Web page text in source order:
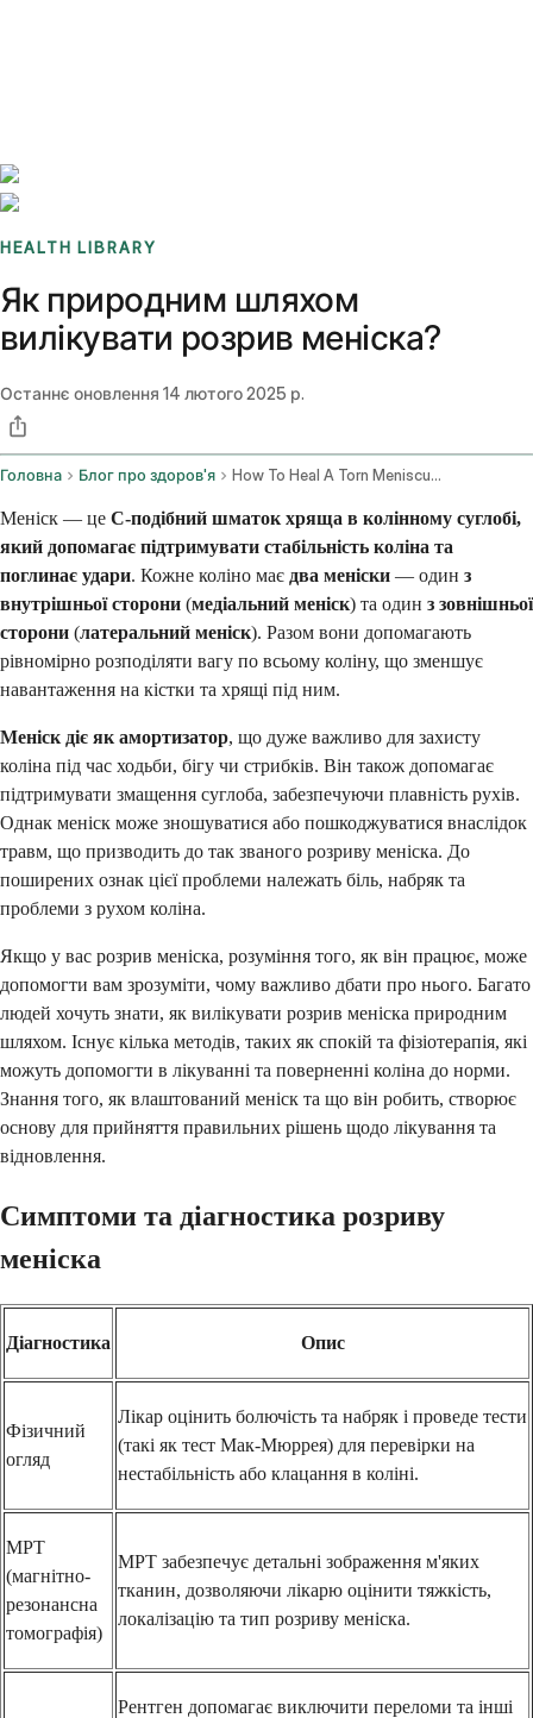
HEALTH LIBRARY
Як природним шляхом
вилікувати розрив меніска?
Останнє оновлення 14 лютого 2025 р.
Головна Блог про здоров'я How To Heal A Torn Meniscus Naturally
Меніск — це С-подібний шматок хряща в колінному суглобі,
який допомагає підтримувати стабільність коліна та
поглинає удари. Кожне коліно має два меніски — один з
внутрішньої сторони (медіальний меніск) та один з зовнішньої
сторони (латеральний меніск). Разом вони допомагають
рівномірно розподіляти вагу по всьому коліну, що зменшує
навантаження на кістки та хрящі під ним.
Меніск діє як амортизатор, що дуже важливо для захисту
коліна під час ходьби, бігу чи стрибків. Він також допомагає
підтримувати змащення суглоба, забезпечуючи плавність рухів.
Однак меніск може зношуватися або пошкоджуватися внаслідок
травм, що призводить до так званого розриву меніска. До
поширених ознак цієї проблеми належать біль, набряк та
проблеми з рухом коліна.
Якщо у вас розрив меніска, розуміння того, як він працює, може
допомогти вам зрозуміти, чому важливо дбати про нього. Багато
людей хочуть знати, як вилікувати розрив меніска природним
шляхом. Існує кілька методів, таких як спокій та фізіотерапія, які
можуть допомогти в лікуванні та поверненні коліна до норми.
Знання того, як влаштований меніск та що він робить, створює
основу для прийняття правильних рішень щодо лікування та
відновлення.
Симптоми та діагностика розриву
меніска
Діагностика Опис
Фізичний
огляд
Лікар оцінить болючість та набряк і проведе тести
(такі як тест Мак-Мюррея) для перевірки на
нестабільність або клацання в коліні.
МРТ
(магнітно-
резонансна
томографія)
МРТ забезпечує детальні зображення м'яких
тканин, дозволяючи лікарю оцінити тяжкість,
локалізацію та тип розриву меніска.
Рентген допомагає виключити переломи та інші